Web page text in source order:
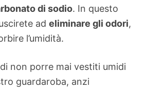
di sodio. In questo
ad eliminare gli odori,
l’umidità.
non porre mai vestiti umidi
guardaroba, anzi